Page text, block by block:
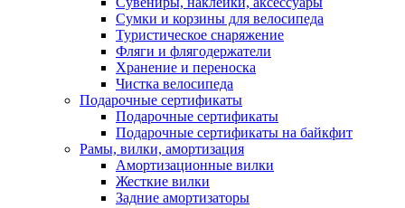
Сумки и корзины для велосипеда
Туристическое снаряжение
Фляги и флягодержатели
Хранение и переноска
Чистка велосипеда
Подарочные сертификаты
Подарочные сертификаты
Подарочные сертификаты на байкфит
Рамы, вилки, амортизация
Амортизационные вилки
Жесткие вилки
Задние амортизаторы